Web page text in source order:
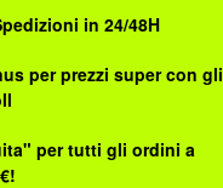
in 24/48H
per prezzi super con gli
per tutti gli ordini a